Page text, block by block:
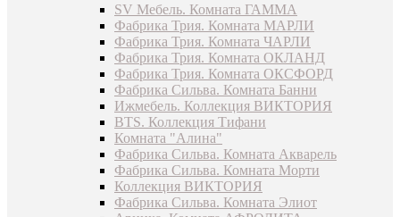
SV Мебель. Комната ГАММА
Фабрика Трия. Комната МАРЛИ
Фабрика Трия. Комната ЧАРЛИ
Фабрика Трия. Комната ОКЛАНД
Фабрика Трия. Комната ОКСФОРД
Фабрика Сильва. Комната Банни
Ижмебель. Коллекция ВИКТОРИЯ
BTS. Коллекция Тифани
Комната "Алина"
Фабрика Сильва. Комната Акварель
Фабрика Сильва. Комната Морти
Коллекция ВИКТОРИЯ
Фабрика Сильва. Комната Элиот